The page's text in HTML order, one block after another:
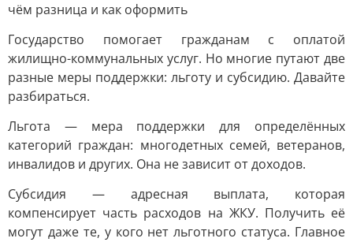
чём разница и как оформить
Государство помогает гражданам с оплатой
жилищно-коммунальных услуг. Но многие путают две
разные меры поддержки: льготу и субсидию. Давайте
разбираться.
Льгота — мера поддержки для определённых
категорий граждан: многодетных семей, ветеранов,
инвалидов и других. Она не зависит от доходов.
Субсидия — адресная выплата, которая
компенсирует часть расходов на ЖКУ. Получить её
могут даже те, у кого нет льготного статуса. Главное